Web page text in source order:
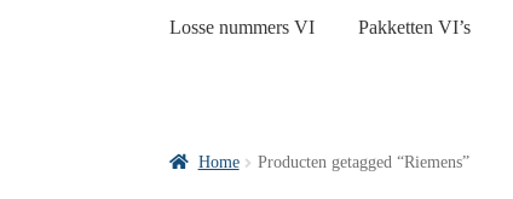
Losse nummers VI Pakketten VI’s
Home Producten getagged “Riemens”